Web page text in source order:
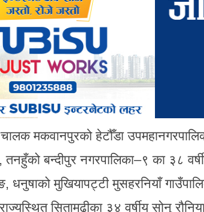
चालक मकवानपुरको हेटौँडा
तनहुँको बन्दीपुर नगरपालिका–९ का ३८
धनुषाको मुखियापट्टी मुसहरनियाँ
सितामढीका ३४ वर्षीय सोनु